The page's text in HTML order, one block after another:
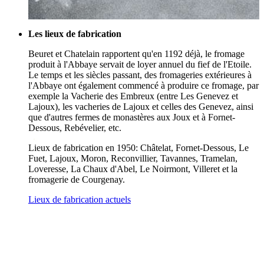
Les lieux de fabrication
Beuret et Chatelain rapportent qu'en 1192 déjà, le fromage
produit à l'Abbaye servait de loyer annuel du fief de l'Etoile.
Le temps et les siècles passant, des fromageries extérieures à
l'Abbaye ont également commencé à produire ce fromage, par
exemple la Vacherie des Embreux (entre Les Genevez et
Lajoux), les vacheries de Lajoux et celles des Genevez, ainsi
que d'autres fermes de monastères aux Joux et à Fornet-
Dessous, Rebévelier, etc.
Lieux de fabrication en 1950: Châtelat, Fornet-Dessous, Le
Fuet, Lajoux, Moron, Reconvillier, Tavannes, Tramelan,
Loveresse, La Chaux d'Abel, Le Noirmont, Villeret et la
fromagerie de Courgenay.
Lieux de fabrication actuels